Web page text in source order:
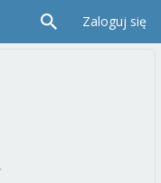
Zaloguj się